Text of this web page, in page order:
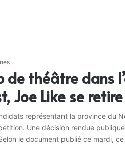
de théâtre dans
Joe Like se
représentant la province du
Une décision rendue
le document publié ce mardi,